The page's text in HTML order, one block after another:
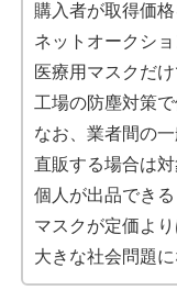
購入者が取得価
ネットオークシ
医療用マスクだ
工場の防塵対策
なお、業者間の
直販する場合は対
個人が出品でき
マスクが定価よ
大きな社会問題に